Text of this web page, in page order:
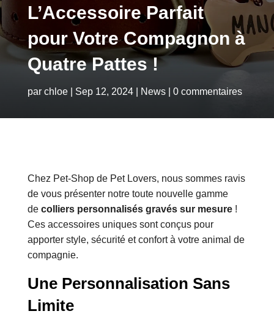
L’Accessoire Parfait
pour Votre Compagnon à
Quatre Pattes !
par chloe| Sep 12, 2024| News| 0 commentaires
Chez Pet-Shop de Pet Lovers, nous sommes ravis
de vous présenter notre toute nouvelle gamme
de colliers personnalisés gravés sur mesure!
Ces accessoires uniques sont conçus pour
apporter style, sécurité et confort à votre animal de
compagnie.
Une Personnalisation Sans
Limite